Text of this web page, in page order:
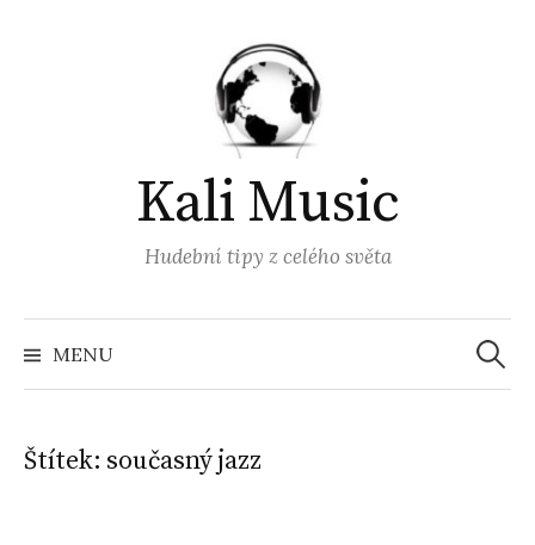
Kali Music
Hudební tipy z celého světa
MENU
Štítek: současný jazz